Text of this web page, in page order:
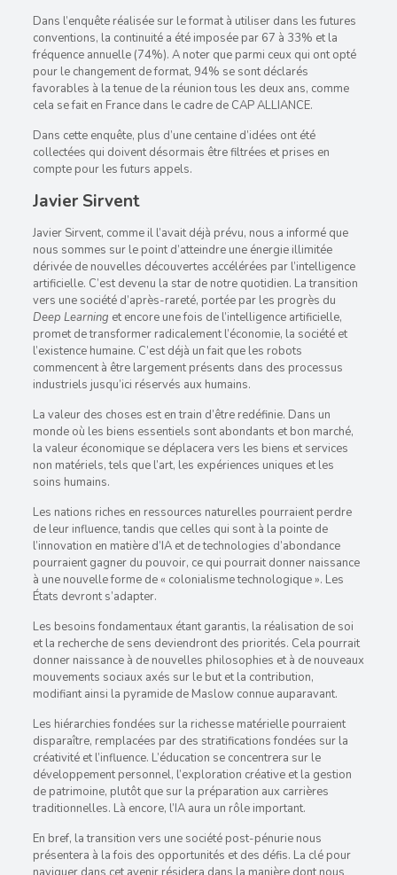
Dans l’enquête réalisée sur le format à utiliser dans les futures
conventions, la continuité a été imposée par 67 à 33% et la
fréquence annuelle (74%). A noter que parmi ceux qui ont opté
pour le changement de format, 94% se sont déclarés
favorables à la tenue de la réunion tous les deux ans, comme
cela se fait en France dans le cadre de CAP ALLIANCE.
Dans cette enquête, plus d’une centaine d’idées ont été
collectées qui doivent désormais être filtrées et prises en
compte pour les futurs appels.
Javier Sirvent
Javier Sirvent, comme il l’avait déjà prévu, nous a informé que
nous sommes sur le point d’atteindre une énergie illimitée
dérivée de nouvelles découvertes accélérées par l’intelligence
artificielle. C’est devenu la star de notre quotidien. La transition
vers une société d’après-rareté, portée par les progrès du
Deep Learning et encore une fois de l’intelligence artificielle,
promet de transformer radicalement l’économie, la société et
l’existence humaine. C’est déjà un fait que les robots
commencent à être largement présents dans des processus
industriels jusqu’ici réservés aux humains.
La valeur des choses est en train d’être redéfinie. Dans un
monde où les biens essentiels sont abondants et bon marché,
la valeur économique se déplacera vers les biens et services
non matériels, tels que l’art, les expériences uniques et les
soins humains.
Les nations riches en ressources naturelles pourraient perdre
de leur influence, tandis que celles qui sont à la pointe de
l’innovation en matière d’IA et de technologies d’abondance
pourraient gagner du pouvoir, ce qui pourrait donner naissance
à une nouvelle forme de « colonialisme technologique ». Les
États devront s’adapter.
Les besoins fondamentaux étant garantis, la réalisation de soi
et la recherche de sens deviendront des priorités. Cela pourrait
donner naissance à de nouvelles philosophies et à de nouveaux
mouvements sociaux axés sur le but et la contribution,
modifiant ainsi la pyramide de Maslow connue auparavant.
Les hiérarchies fondées sur la richesse matérielle pourraient
disparaître, remplacées par des stratifications fondées sur la
créativité et l’influence. L’éducation se concentrera sur le
développement personnel, l’exploration créative et la gestion
de patrimoine, plutôt que sur la préparation aux carrières
traditionnelles. Là encore, l’IA aura un rôle important.
En bref, la transition vers une société post-pénurie nous
présentera à la fois des opportunités et des défis. La clé pour